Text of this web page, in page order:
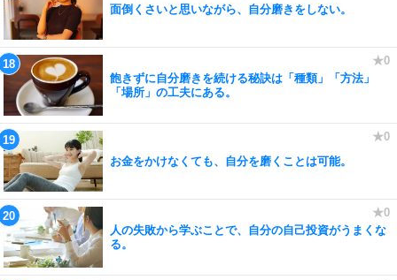
面倒くさいと思いながら、自分磨きをしない。
飽きずに自分磨きを続ける秘訣は「種類」「方法」
「場所」の工夫にある。
お金をかけなくても、自分を磨くことは可能。
人の失敗から学ぶことで、自分の自己投資がうまくな
る。